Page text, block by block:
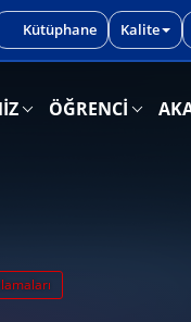
ÖĞRENCİ
Kütüphane Kalite